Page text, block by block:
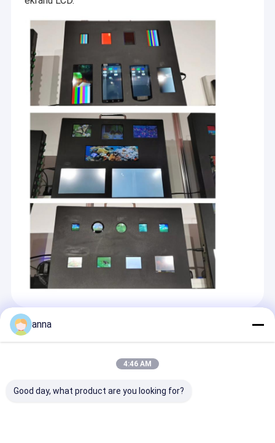
Recommended Products
anna
4:46 AM
Good day, what product are you looking for?